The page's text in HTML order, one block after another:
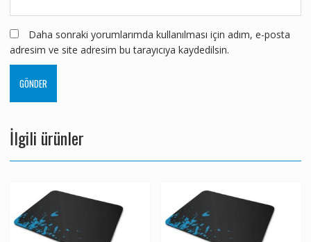
Daha sonraki yorumlarımda kullanılması için adım, e-posta
adresim ve site adresim bu tarayıcıya kaydedilsin.
İlgili ürünler